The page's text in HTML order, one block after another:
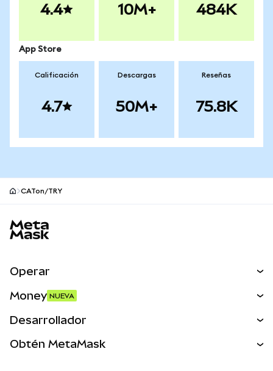
4.4 10M+ 484K
App Store
Calificación
4.7
Descargas
50M+
Reseñas
75.8K
CATon/TRY
Operar
Activos del mundo real
Money NUEVA
Desarrollador
Obtén MetaMask